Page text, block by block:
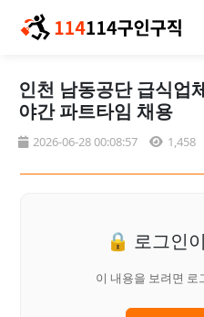
인천 남동공단 급식업
야간 파트타임 채용
2026-06-28 00:08:57 1,458
🔒 로그인
이 내용을 보려면 로